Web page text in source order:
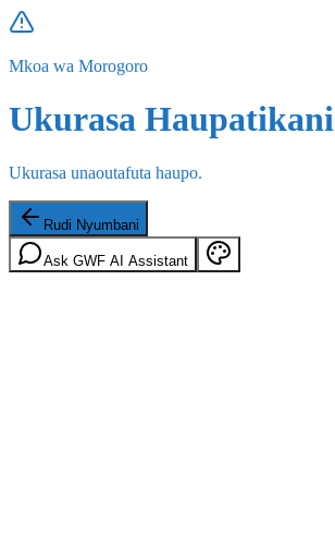
Mkoa wa Morogoro
Ukurasa Haupatikani
Ukurasa unaoutafuta haupo.
Rudi Nyumbani
Ask GWF AI Assistant